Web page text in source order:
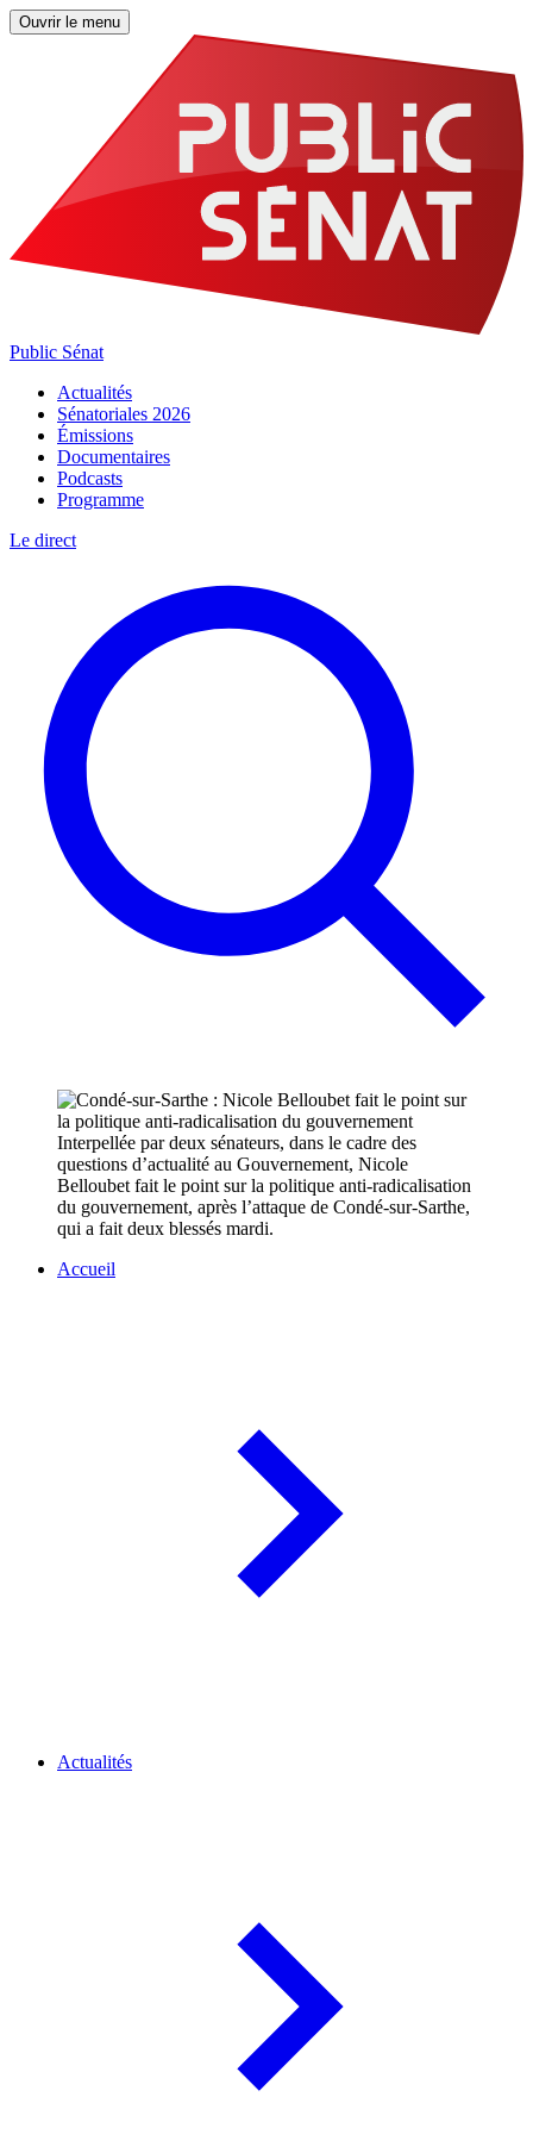
Ouvrir le menu
Public Sénat
Actualités
Sénatoriales 2026
Émissions
Documentaires
Podcasts
Programme
Le direct
Interpellée par deux sénateurs, dans le cadre des
questions d’actualité au Gouvernement, Nicole
Belloubet fait le point sur la politique anti-radicalisation
du gouvernement, après l’attaque de Condé-sur-Sarthe,
qui a fait deux blessés mardi.
Accueil
Actualités